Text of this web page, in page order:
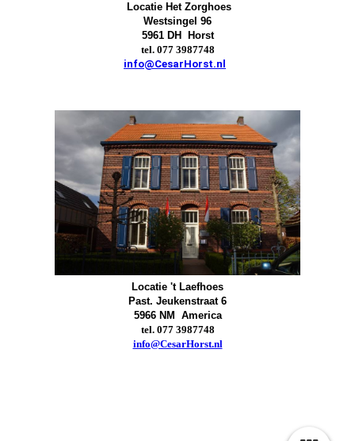
Locatie Het Zorghoes
Westsingel 96
5961 DH Horst
tel. 077 3987748
info@CesarHorst.nl
Locatie 't Laefhoes
Past. Jeukenstraat 6
5966 NM America
tel. 077 3987748
info@CesarHorst.nl